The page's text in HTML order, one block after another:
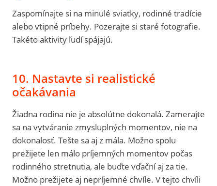
Zaspomínajte si na minulé sviatky, rodinné tradície
alebo vtipné príbehy. Pozerajte si staré fotografie.
Takéto aktivity ľudí spájajú.
10. Nastavte si realistické
očakávania
Žiadna rodina nie je absolútne dokonalá. Zamerajte
sa na vytváranie zmysluplných momentov, nie na
dokonalosť. Tešte sa aj z mála. Možno spolu
prežijete len málo príjemných momentov počas
rodinného stretnutia, ale buďte vďační aj za tie.
Možno prežijete aj nepríjemné chvíle. V tejto chvíli